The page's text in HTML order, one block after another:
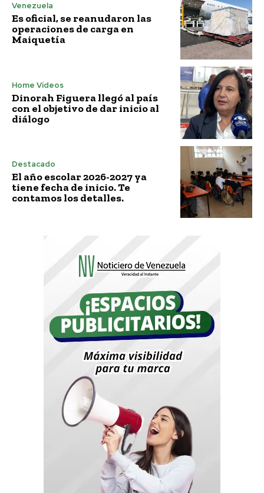
Venezuela
Es oficial, se reanudaron las
operaciones de carga en
Maiquetía
Home Vídeos
Dinorah Figuera llegó al país
con el objetivo de dar inicio al
diálogo
Destacado
El año escolar 2026-2027 ya
tiene fecha de inicio. Te
contamos los detalles.